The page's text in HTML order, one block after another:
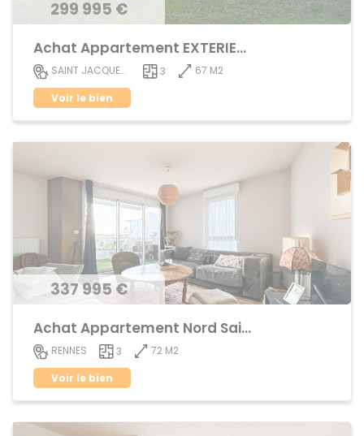
299 995 €
Achat Appartement EXTERIEUR
SAINT JACQUES DE LA LANDE 3
67 M2
Voir le bien
337 995 €
Achat Appartement Nord Saint-Martin
RENNES 3
72 M2
Voir le bien